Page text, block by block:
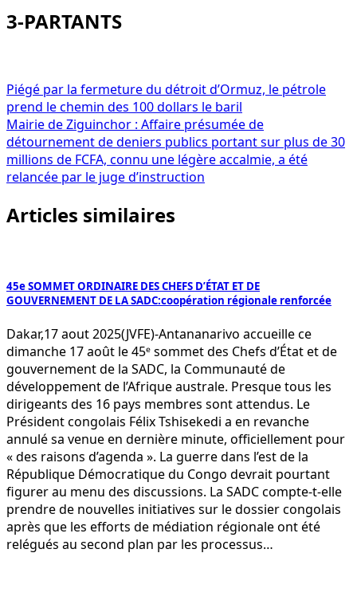
3-PARTANTS
Navigation
de
l’article
Piégé par la fermeture du détroit d’Ormuz, le pétrole
prend le chemin des 100 dollars le baril
Mairie de Ziguinchor : Affaire présumée de
détournement de deniers publics portant sur plus de 30
millions de FCFA, connu une légère accalmie, a été
relancée par le juge d’instruction
Articles similaires
45e SOMMET ORDINAIRE DES CHEFS D’ÉTAT ET DE
GOUVERNEMENT DE LA SADC:coopération régionale renforcée
Dakar,17 aout 2025(JVFE)-Antananarivo accueille ce
dimanche 17 août le 45ᵉ sommet des Chefs d’État et de
gouvernement de la SADC, la Communauté de
développement de l’Afrique australe. Presque tous les
dirigeants des 16 pays membres sont attendus. Le
Président congolais Félix Tshisekedi a en revanche
annulé sa venue en dernière minute, officiellement pour
« des raisons d’agenda ». La guerre dans l’est de la
République Démocratique du Congo devrait pourtant
figurer au menu des discussions. La SADC compte-t-elle
prendre de nouvelles initiatives sur le dossier congolais
après que les efforts de médiation régionale ont été
relégués au second plan par les processus…